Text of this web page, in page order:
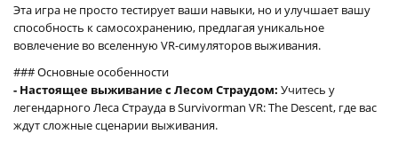
Эта игра не просто тестирует ваши навыки, но и улучшает вашу
способность к самосохранению, предлагая уникальное
вовлечение во вселенную VR-симуляторов выживания.
### Основные особенности
- Настоящее выживание с Лесом Страудом: Учитесь у
легендарного Леса Страуда в Survivorman VR: The Descent, где вас
ждут сложные сценарии выживания.